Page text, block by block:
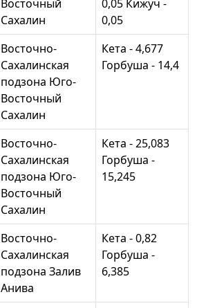
Восточный
Сахалин
0,05 Кижуч -
0,05
Восточно-
Сахалинская
подзона Юго-
Восточный
Сахалин
Кета - 4,677
Горбуша - 14,4
Восточно-
Сахалинская
подзона Юго-
Восточный
Сахалин
Кета - 25,083
Горбуша -
15,245
Восточно-
Сахалинская
подзона Залив
Анива
Кета - 0,82
Горбуша -
6,385